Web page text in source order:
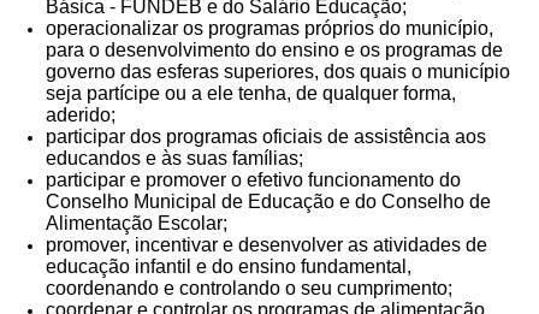
Básica - FUNDEB e do Salário Educação;
operacionalizar os programas próprios do município,
para o desenvolvimento do ensino e os programas de
governo das esferas superiores, dos quais o município
seja partícipe ou a ele tenha, de qualquer forma,
aderido;
participar dos programas oficiais de assistência aos
educandos e às suas famílias;
participar e promover o efetivo funcionamento do
Conselho Municipal de Educação e do Conselho de
Alimentação Escolar;
promover, incentivar e desenvolver as atividades de
educação infantil e do ensino fundamental,
coordenando e controlando o seu cumprimento;
coordenar e controlar os programas de alimentação